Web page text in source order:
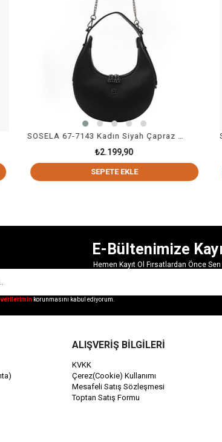
SOSELA 67-7143 Kadın Siyah Çapraz Askılı Çanta
SEPETE EKLE
E-Bültenimize
Hemen Kayıt Ol Fırsatlardan Önce
korunmasını kabul ediyorum.
ALIŞVERİŞ BİLGİLERİ
KVKK
Çerez(Cookie) Kullanımı
Mesafeli Satış Sözleşmesi
Toptan Satış Formu